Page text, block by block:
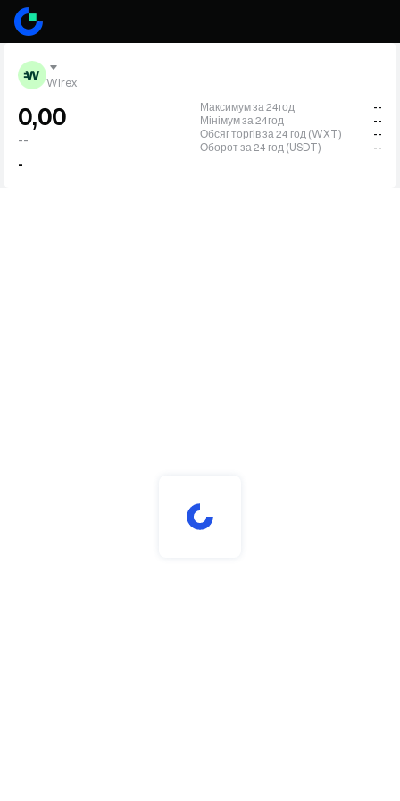
Wirex
0,00
--
-
Максимум за 24год
--
Мінімум за 24год
--
Обсяг торгів за 24 год (WXT)
--
Оборот за 24 год (USDT)
--